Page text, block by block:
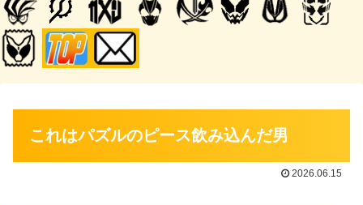
これはパズルのピース飲み込んだ男
2026.06.15